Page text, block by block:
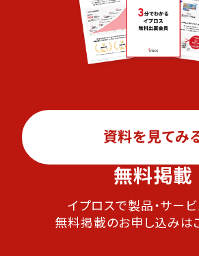
資料を見てみ
無料掲載
イプロスで製品・サー
無料掲載のお申し込みは